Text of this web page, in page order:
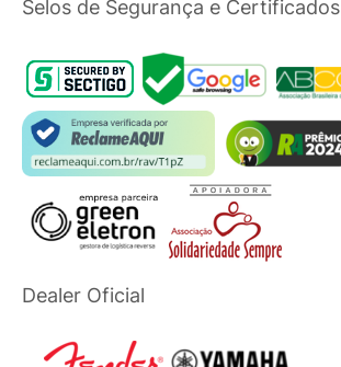
Selos de Segurança e Certificados
Dealer Oficial